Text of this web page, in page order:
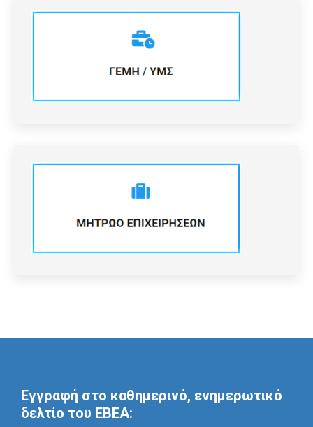
Εγγραφή στο καθημερινό, ενημερωτικό
δελτίο του ΕΒΕΑ: